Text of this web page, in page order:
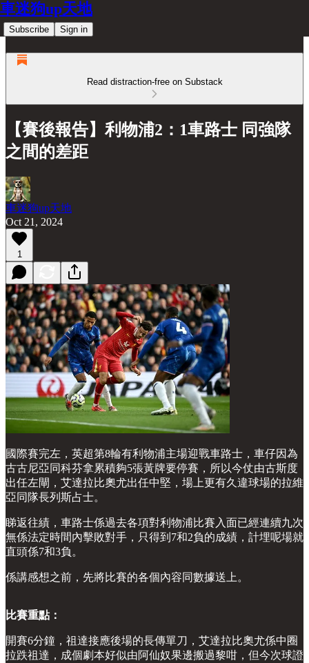
車迷狗up天地
Subscribe Sign in
Read distraction-free on Substack
【賽後報告】利物浦2：1車路士 同強隊
之間的差距
車迷狗up天地
Oct 21, 2024
1
國際賽完左，英超第8輪有利物浦主場迎戰車路士，車仔因為
古古尼亞同科芬拿累積夠5張黃牌要停賽，所以今仗由古斯度
出任左閘，艾達拉比奧尤出任中堅，場上更有久違球場的拉維
亞同隊長列斯占士。
睇返往績，車路士係過去各項對利物浦比賽入面已經連續九次
無係法定時間內擊敗對手，只得到7和2負的成績，計埋呢場就
直頭係7和3負。
係講感想之前，先將比賽的各個內容同數據送上。
比賽重點：
開賽6分鐘，祖達接應後場的長傳單刀，艾達拉比奧尤係中圈
拉跌祖達，成個劇本好似由阿仙奴果邊搬過黎咁，但今次球證